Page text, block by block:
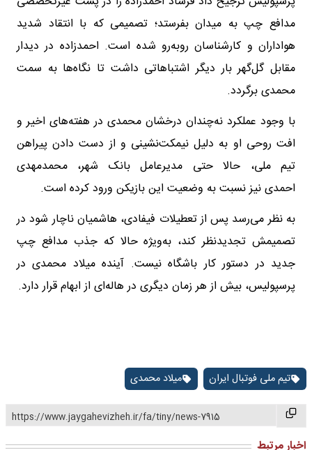
مدافع چپ به میدان بفرستد؛ تصمیمی که با انتقاد شدید
هواداران و کارشناسان روبه‌رو شده است. احمدزاده در دیدار
مقابل گل‌گهر بار دیگر اشتباهاتی داشت تا نگاه‌ها به سمت
محمدی برگردد.
با وجود عملکرد نه‌چندان درخشان محمدی در هفته‌های اخیر و
افت روحی او به دلیل نیمکت‌نشینی و از دست دادن پیراهن
تیم ملی، حالا حتی مدیرعامل بانک شهر، محمدمهدی
احمدی نیز نسبت به وضعیت این بازیکن ورود کرده است.
به نظر می‌رسد پس از تعطیلات فیفادی، هاشمیان ناچار شود در
تصمیمش تجدیدنظر کند، به‌ویژه حالا که جذب مدافع چپ
جدید در دستور کار باشگاه نیست. آینده میلاد محمدی در
پرسپولیس، بیش از هر زمان دیگری در هاله‌ای از ابهام قرار دارد.
تیم ملی فوتبال ایران میلاد محمدی
https://www.jaygahevizheh.ir/fa/tiny/news-7915